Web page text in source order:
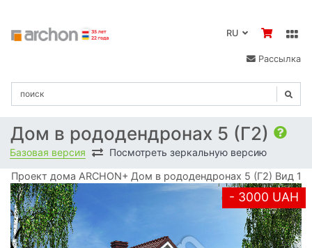
Рассылка
Дом в рододендронах 5 (Г2)
Базовая версия Посмотреть зеркальную версию
Проект дома ARCHON+ Дом в рододендронах 5 (Г2) Вид 1
- 3000 UAH